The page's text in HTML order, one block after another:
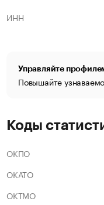
ИНН
Управляйте
Повышайте
Коды
ОКПО
ОКАТО
ОКТМО